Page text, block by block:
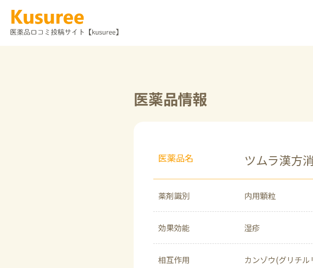
医薬品情報
医薬品名 ツムラ漢方
薬剤識別 内用顆粒
効果効能 湿疹
相互作用 カンゾウ(グリチ